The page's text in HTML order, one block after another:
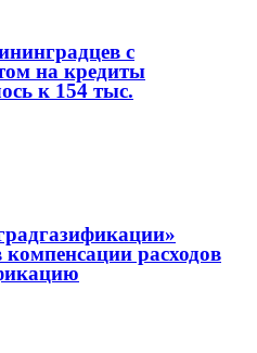
с
на кредиты
к 154 тыс.
компенсации расходов